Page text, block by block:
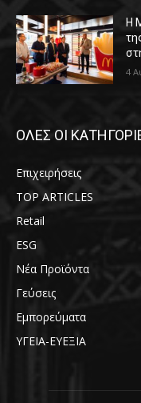
Η
4
ΟΛΕΣ ΟΙ
Επιχειρήσεις
TOP ARTICLES
Retail
ESG
Νέα Προϊόντα
Γεύσεις
Εμπορεύματα
ΥΓΕΙΑ-ΕΥΕΞΙΑ